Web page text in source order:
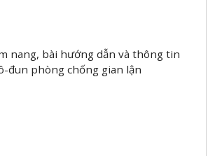
nang, bài hướng dẫn và thông tin
đun phòng chống gian lận